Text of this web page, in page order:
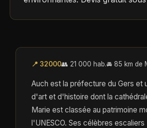
📍 32000👥 21 000 hab.🚘 85 km de
Auch est la préfecture du Gers et
d'art et d'histoire dont la
Marie est classée au patrimoine
l'UNESCO. Ses célèbres escaliers